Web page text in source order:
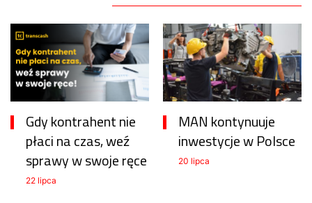
Gdy kontrahent nie
płaci na czas, weź
sprawy w swoje ręce
22 lipca
MAN kontynuuje
inwestycje w Polsce
20 lipca